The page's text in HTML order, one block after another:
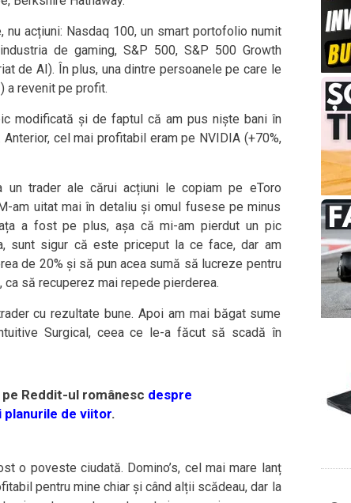
acțiuni: Nasdaq 100, un smart portofolio numit
de gaming, S&P 500, S&P 500 Growth
de AI). În plus, una dintre persoanele pe care le
a revenit pe profit.
modificată și de faptul că am pus niște bani în
cel mai profitabil eram pe NVIDIA (+70%,
trader ale cărui acțiuni le copiam pe eToro
am uitat mai în detaliu și omul fusese pe minus
a fost pe plus, așa că mi-am pierdut un pic
sunt sigur că este priceput la ce face, dar am
de 20% și să pun acea sumă să lucreze pentru
să recuperez mai repede pierderea.
cu rezultate bune. Apoi am mai băgat sume
Surgical, ceea ce le-a făcut să scadă în
Reddit-ul românesc despre
de viitor.
o poveste ciudată. Domino’s, cel mai mare lanț
pentru mine chiar și când alții scădeau, dar la